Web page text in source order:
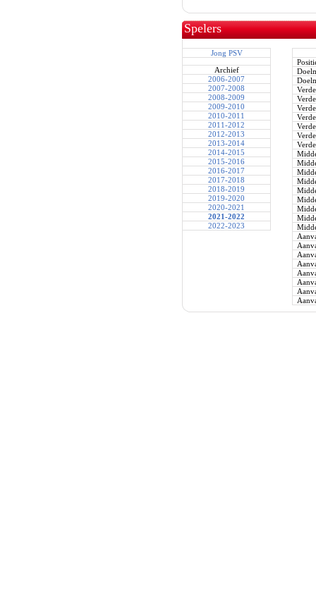
Spelers
Jong PSV
Archief
2006-2007
2007-2008
2008-2009
2009-2010
2010-2011
2011-2012
2012-2013
2013-2014
2014-2015
2015-2016
2016-2017
2017-2018
2018-2019
2019-2020
2020-2021
2021-2022
2022-2023